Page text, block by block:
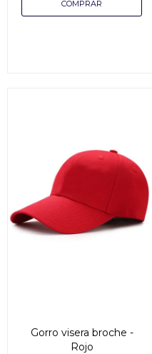
Gorro visera broche -
Rojo